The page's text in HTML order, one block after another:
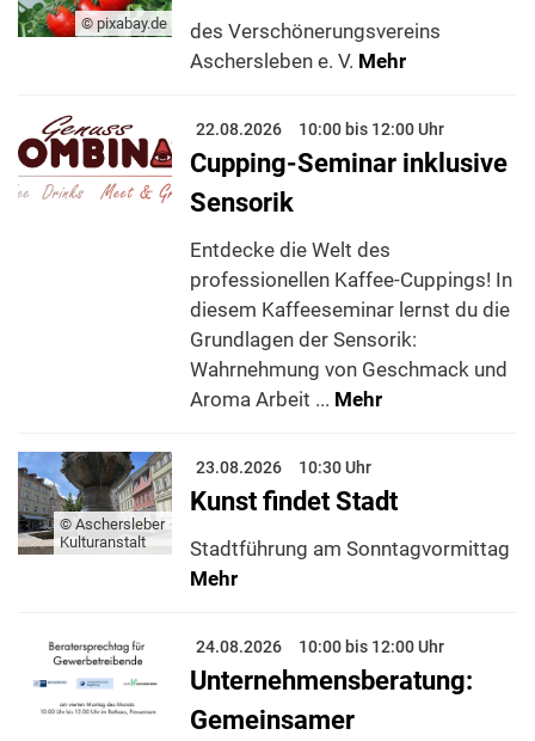
© pixabay.de
des Verschönerungsvereins
Aschersleben e. V. Mehr
22.08.2026 10:00 bis 12:00 Uhr
Cupping-Seminar inklusive
Sensorik
Entdecke die Welt des
professionellen Kaffee-Cuppings! In
diesem Kaffeeseminar lernst du die
Grundlagen der Sensorik:
Wahrnehmung von Geschmack und
Aroma Arbeit ... Mehr
© Aschersleber
Kulturanstalt
23.08.2026 10:30 Uhr
Kunst findet Stadt
Stadtführung am Sonntagvormittag
Mehr
24.08.2026 10:00 bis 12:00 Uhr
Unternehmensberatung:
Gemeinsamer